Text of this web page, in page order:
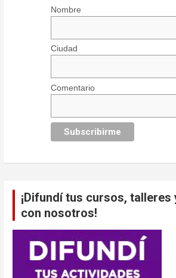
Nombre
Ciudad
Comentario
¡Difundí tus cursos, talleres
con nosotros!